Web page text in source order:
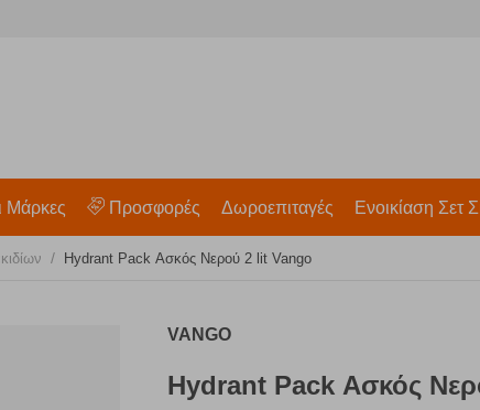
Μάρκες Προσφορές Δωροεπιταγές Ενοικίαση Σετ
/ Hydrant Pack Ασκός Νερού 2 lit Vango
VANGO
Hydrant Pack Ασκός